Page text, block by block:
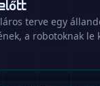
terve egy
a robotoknak le